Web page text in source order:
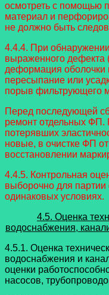
осмотреть с помощью
материал и
не должно быть
4.4.4. При
выраженного дефекта
деформация оболочки
пересыпание или
порыв фильтрующего
Перед последующей
ремонт отдельных ФП.
потерявших
новые, в очистке ФП
восстановлении
4.4.5. Контрольная
выборочно для
одинаковых условиях.
4.5. Оценка
водоснабжения,
4.5.1. Оценка
водоснабжения и
оценки
насосов,